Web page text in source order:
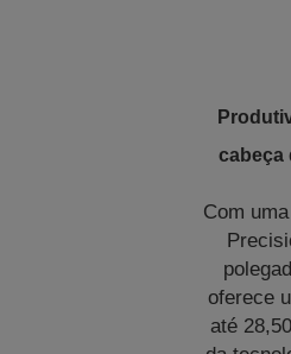
cabeça
Com
oferece
até